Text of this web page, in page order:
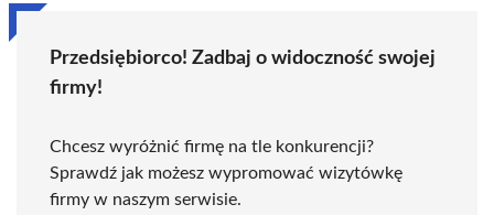
Przedsiębiorco! Zadbaj o widoczność swojej
firmy!
Chcesz wyróżnić firmę na tle konkurencji?
Sprawdź jak możesz wypromować wizytówkę
firmy w naszym serwisie.